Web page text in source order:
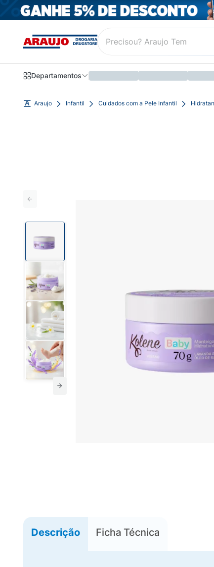
Departamentos
Araujo Infantil Cuidados com a Pele Infantil
Descrição Ficha Técnica